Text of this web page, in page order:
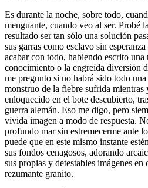
Es durante la noche, sobre todo,
menguante, cuando veo al ser. Probé
resultado ser tan sólo una solución
sus garras como esclavo sin
acabar con todo, habiendo escrito
conocimiento o la engreída diversión
me pregunto si no habrá sido todo
monstruo de la fiebre sufrida
enloquecido en el bote descubierto,
guerra alemán. Eso me digo, pero
vívida imagen a modo de respuesta.
profundo mar sin estremecerme ante
puede que en este mismo instante
sus fondos cenagosos, adorando
sus propias y detestables imágenes
rezumante granito.